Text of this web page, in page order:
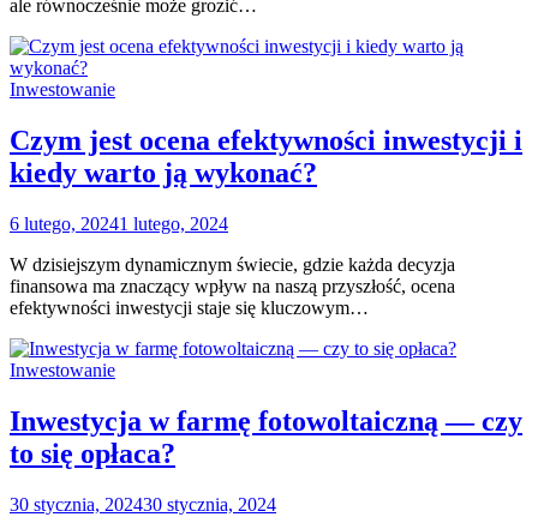
ale równocześnie może grozić…
Inwestowanie
Czym jest ocena efektywności inwestycji i
kiedy warto ją wykonać?
6 lutego, 20241 lutego, 2024
W dzisiejszym dynamicznym świecie, gdzie każda decyzja
finansowa ma znaczący wpływ na naszą przyszłość, ocena
efektywności inwestycji staje się kluczowym…
Inwestowanie
Inwestycja w farmę fotowoltaiczną — czy
to się opłaca?
30 stycznia, 202430 stycznia, 2024